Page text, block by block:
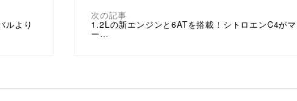
ルより
次の記事
1.2Lの新エンジンと6ATを搭載！シトロエンC4が
ー…